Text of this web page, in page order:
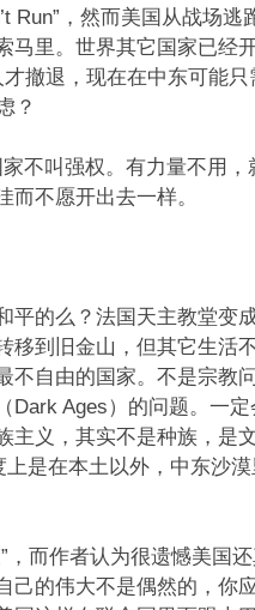
Run”，然而美国从战场逃
马里。世界其它国家已经
撤退，现在在中东可能
？
不叫强权。有力量不用
不愿开出去一样。
平的么？法国天主教堂变
移到旧金山，但其它生活
不自由的国家。不是宗教
Dark Ages）的问题。一
主义，其实不是种族，是
上是在本土以外，中东沙
，而作者认为很遗憾美国
己的伟大不是偶然的，你